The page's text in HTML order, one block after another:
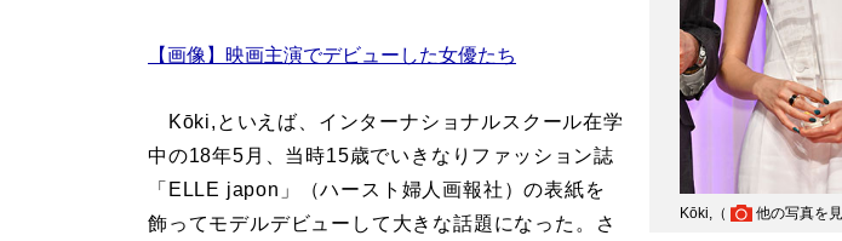
Kōki,（ 他の写真を
【画像】映画主演でデビューした女優たち
Kōki,といえば、インターナショナルスクール在学
中の18年5月、当時15歳でいきなりファッション誌
「ELLE japon」（ハースト婦人画報社）の表紙を
飾ってモデルデビューして大きな話題になった。さ